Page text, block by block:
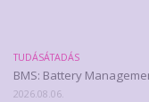
TUDÁSÁTADÁS
BMS: Battery
2026.08.06.